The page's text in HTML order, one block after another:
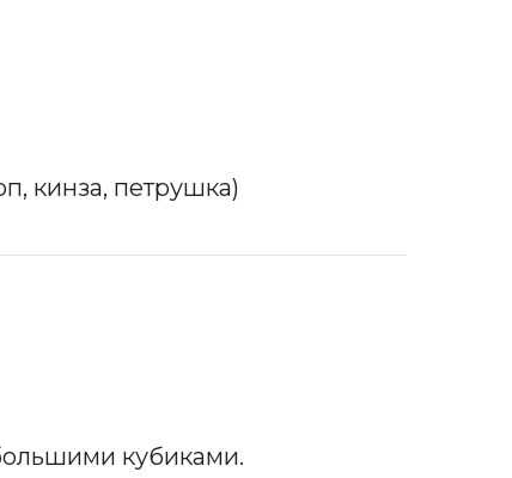
кинза, петрушка)
кубиками.